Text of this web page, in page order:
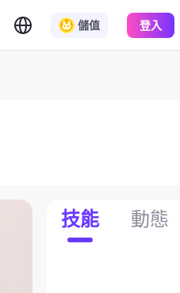
儲值 登入
技能 動態